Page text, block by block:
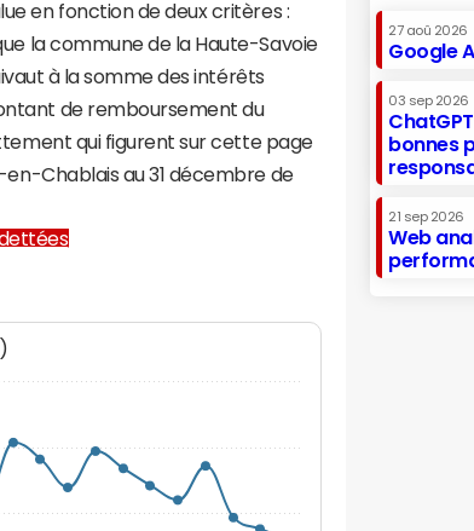
en fonction de deux critères :
la commune de la Haute-Savoie
à la somme des intérêts
de remboursement du
qui figurent sur cette page
Chablais au 31 décembre de
27 aoû 2026
Google
03 sep 2026
bonnes
21 sep 2026
Web